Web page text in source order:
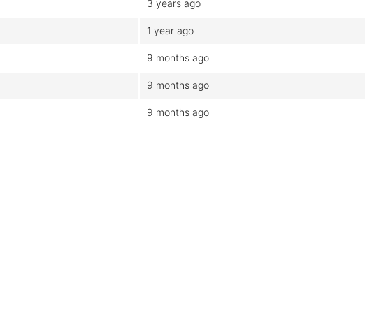
3 years ago
1 year ago
9 months ago
9 months ago
9 months ago